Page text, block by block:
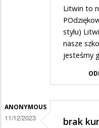
Litwin to
stylu)
nasze
jesteśmy
ANONYMOUS
11/12/2023 brak